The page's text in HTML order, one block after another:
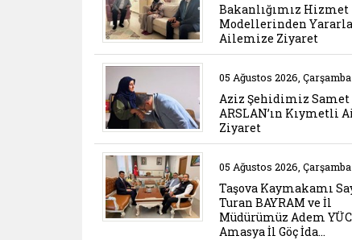
Bakanlığımız Hizmet
Modellerinden
Ailemize Ziyaret
Belgeyi aç: aziz
05 Ağustos 2026, Çarşamba
Aziz Şehidimiz Samet
ARSLAN’ın Kıymetli
Ziyaret
Belgeyi aç: tasova
05 Ağustos 2026, Çarşamba
Taşova Kaymakamı
Turan BAYRAM ve İl
Müdürümüz Adem
Amasya İl Göç İda…